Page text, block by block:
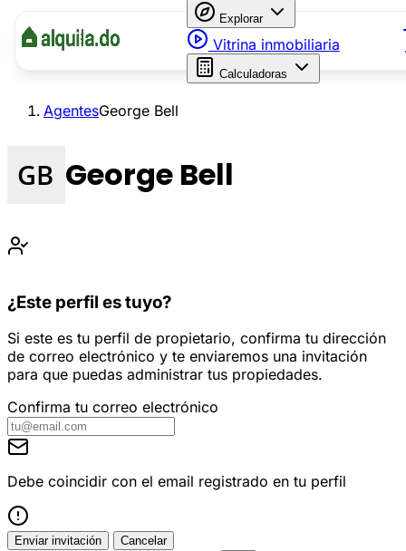
Explorar
Vitrina inmobiliaria
Calculadoras
AgentesGeorge Bell
George Bell
¿Este perfil es tuyo?
Si este es tu perfil de propietario, confirma tu dirección
de correo electrónico y te enviaremos una invitación
para que puedas administrar tus propiedades.
Confirma tu correo electrónico
Debe coincidir con el email registrado en tu perfil
Enviar invitación Cancelar